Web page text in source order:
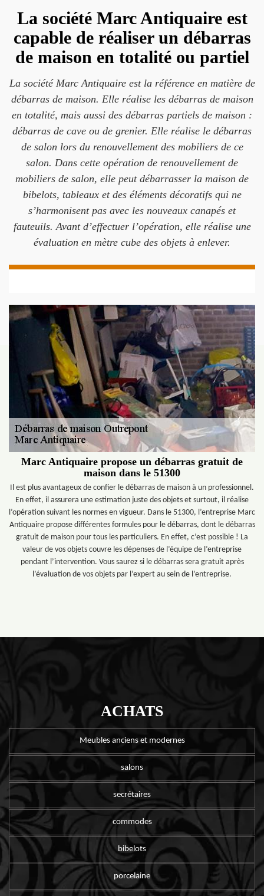
La société Marc Antiquaire est
capable de réaliser un débarras
de maison en totalité ou partiel
La société Marc Antiquaire est la référence en matière de
débarras de maison. Elle réalise les débarras de maison
en totalité, mais aussi des débarras partiels de maison :
débarras de cave ou de grenier. Elle réalise le débarras
de salon lors du renouvellement des mobiliers de ce
salon. Dans cette opération de renouvellement de
mobiliers de salon, elle peut débarrasser la maison de
bibelots, tableaux et des éléments décoratifs qui ne
s’harmonisent pas avec les nouveaux canapés et
fauteuils. Avant d’effectuer l’opération, elle réalise une
évaluation en mètre cube des objets à enlever.
Marc Antiquaire propose un débarras gratuit de
maison dans le 51300
Il est plus avantageux de confier le débarras de maison à un professionnel.
En effet, il assurera une estimation juste des objets et surtout, il réalise
l’opération suivant les normes en vigueur. Dans le 51300, l’entreprise Marc
Antiquaire propose différentes formules pour le débarras, dont le débarras
gratuit de maison pour tous les particuliers. En effet, c’est possible ! La
valeur de vos objets couvre les dépenses de l’équipe de l’entreprise
pendant l’intervention. Vous saurez si le débarras sera gratuit après
l’évaluation de vos objets par l’expert au sein de l’entreprise.
ACHATS
Meubles anciens et modernes
salons
secrétaires
commodes
bibelots
porcelaine